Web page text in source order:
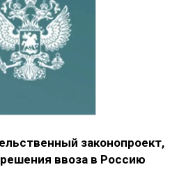
законопроект,
ввоза в Россию